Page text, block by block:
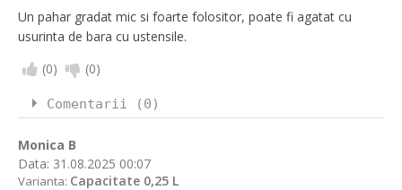
Un pahar gradat mic si foarte folositor, poate fi agatat cu
usurinta de bara cu ustensile.
(0) (0)
Comentarii (0)
Monica B
Data: 31.08.2025 00:07
Varianta: Capacitate 0,25 L